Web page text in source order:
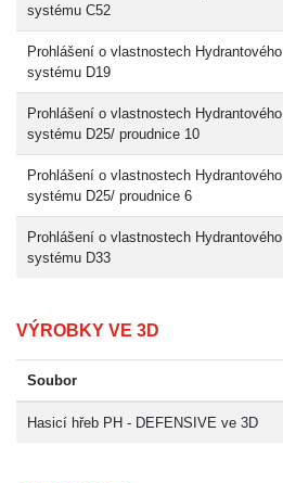
systému C52
Prohlášení o vlastnostech Hydrantového
systému D19
Prohlášení o vlastnostech Hydrantového
systému D25/ proudnice 10
Prohlášení o vlastnostech Hydrantového
systému D25/ proudnice 6
Prohlášení o vlastnostech Hydrantového
systému D33
VÝROBKY VE 3D
Soubor
Hasicí hřeb PH - DEFENSIVE ve 3D